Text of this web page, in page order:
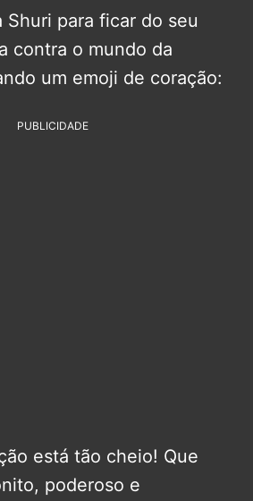
Shuri para ficar do seu
contra o mundo da
um emoji de coração:
PUBLICIDADE
está tão cheio! Que
poderoso e